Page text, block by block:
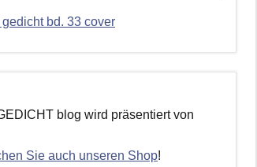
blog wird präsentiert von
Sie auch unseren Shop!